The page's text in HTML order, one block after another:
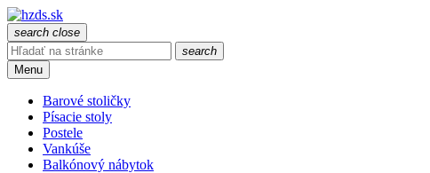
search close
search
Menu
Barové stoličky
Písacie stoly
Postele
Vankúše
Balkónový nábytok